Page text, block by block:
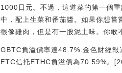
1000日元。不過，這道菜的第一個
中，配上生菜和番茄醬。如果你想嘗
很像雞肉，但是有一股泥土味。你敢
GBTC負溢價率達48.7%:金色財經
ETC信托ETHC負溢價為70.59%。